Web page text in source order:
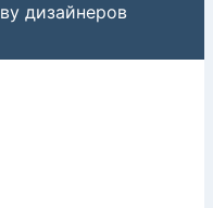
дизайнеров